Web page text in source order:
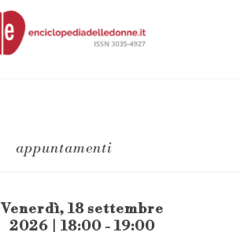
appuntamenti
Venerdì, 18 settembre
2026 | 18:00 - 19:00